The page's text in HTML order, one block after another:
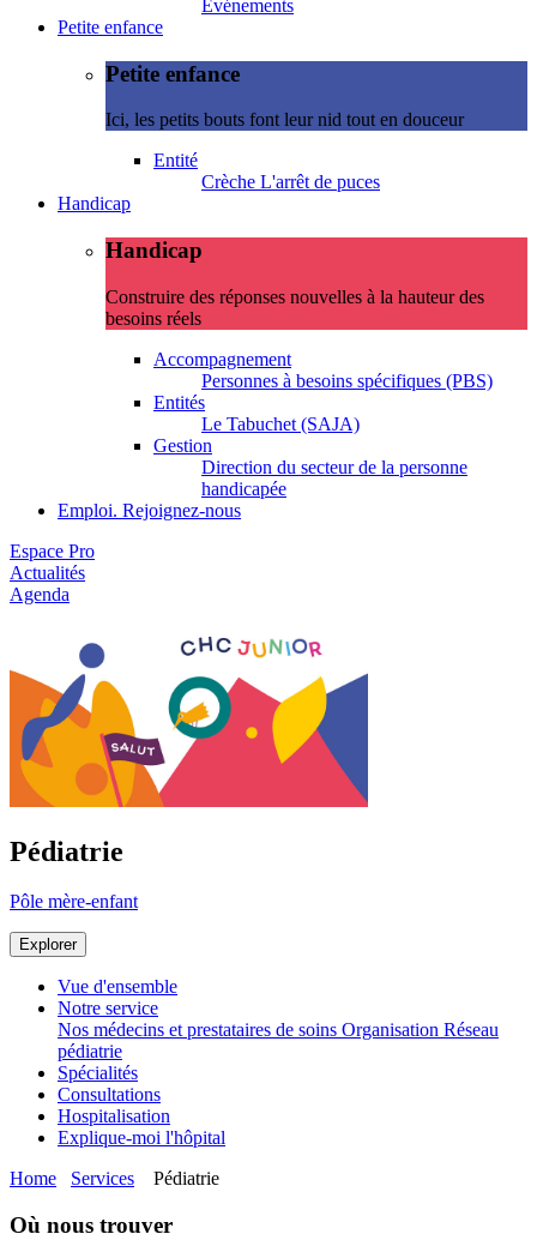
Evénements
Petite enfance
Petite enfance
Ici, les petits bouts font leur nid tout en douceur
Entité
Crèche L'arrêt de puces
Handicap
Handicap
Construire des réponses nouvelles à la hauteur des
besoins réels
Accompagnement
Personnes à besoins spécifiques (PBS)
Entités
Le Tabuchet (SAJA)
Gestion
Direction du secteur de la personne
handicapée
Emploi. Rejoignez-nous
Espace Pro
Actualités
Agenda
Pédiatrie
Pôle mère-enfant
Explorer
Vue d'ensemble
Notre service
Nos médecins et prestataires de soins Organisation Réseau
pédiatrie
Spécialités
Consultations
Hospitalisation
Explique-moi l'hôpital
Home
Services Pédiatrie
Où nous trouver